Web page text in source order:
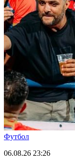
Футбол
06.08.26 23:26